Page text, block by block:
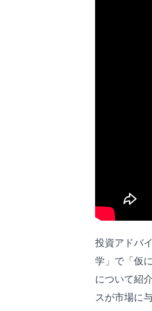
投資アドバ
学」で「仮
について紹
スが市場に